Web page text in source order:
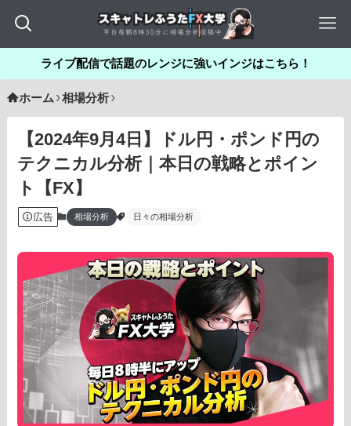
ライブ配信で話題のレンジに強いインジはこちら！
ホーム 相場分析
【2024年9月4日】ドル円・ポンド円の
テクニカル分析｜本日の戦略とポイン
ト【FX】
広告 相場分析 日々の相場分析